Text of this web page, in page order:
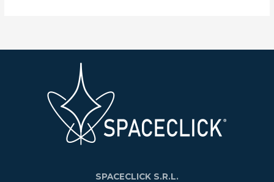
SPACECLICK S.R.L.